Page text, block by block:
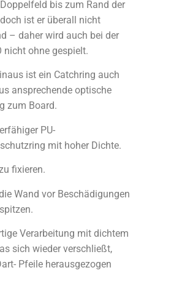
bis zum Rand der
ist er überall nicht
– daher wird auch bei der
nicht ohne gespielt.
ist ein Catchring auch
ansprechende optische
zum Board.
PU-
mit hoher Dichte.
fixieren.
Wand vor Beschädigungen
Verarbeitung mit dichtem
sich wieder verschließt,
Pfeile herausgezogen